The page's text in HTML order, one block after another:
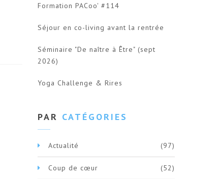
Formation PACoo' #114
Séjour en co-living avant la rentrée
Séminaire "De naître à Être" (sept
2026)
Yoga Challenge & Rires
PAR CATÉGORIES
Actualité (97)
Coup de cœur (52)